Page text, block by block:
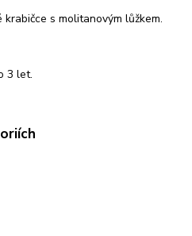
s molitanovým lůžkem.
3 let.